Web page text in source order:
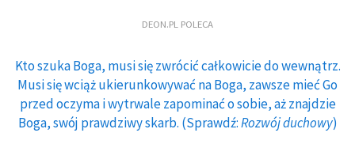
DEON.PL POLECA
Kto szuka Boga, musi się zwrócić całkowicie do wewnątrz.
Musi się wciąż ukierunkowywać na Boga, zawsze mieć Go
przed oczyma i wytrwale zapominać o sobie, aż znajdzie
Boga, swój prawdziwy skarb. (Sprawdź:Rozwój duchowy)